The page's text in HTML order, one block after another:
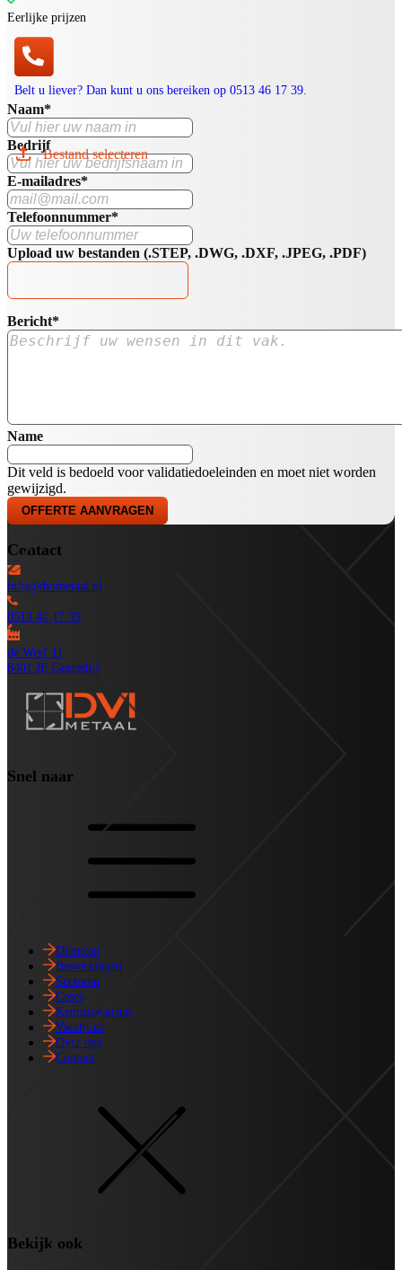
Eerlijke prijzen
Belt u liever? Dan kunt u ons bereiken op 0513 46 17 39
Naam*
Bedrijf
E-mailadres*
Telefoonnummer*
Upload uw bestanden (.STEP, .DWG, .DXF, .JPEG, .PDF)
Bericht*
Name
Dit veld is bedoeld voor validatiedoeleinden en moet niet worden
gewijzigd.
Contact
info@dvimetaal.nl
0513 46 17 39
de Werf 11
8401 JE Gorredijk
Snel naar
Diensten
Bewerkingen
Sectoren
Cases
Kenniscentrum
Vacatures
Over ons
Contact
Bekijk ook